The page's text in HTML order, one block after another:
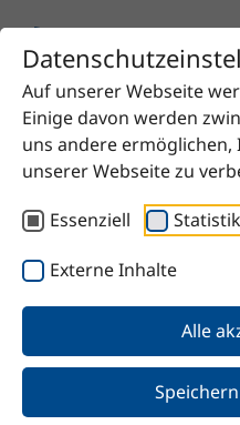
Auf unserer Webseite
Einige davon werden
uns andere
unserer Webseite zu
Essenziell
Externe Inhalte
Alle
Startseite Produkt